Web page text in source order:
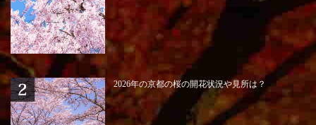
2026年の京都の桜の開花状況や見所は？